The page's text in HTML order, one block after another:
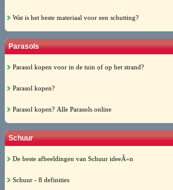
Wat is het beste materiaal voor een schutting?
Parasols
Parasol kopen voor in de tuin of op het strand?
Parasol kopen?
Parasol kopen? Alle Parasols online
Schuur
De beste afbeeldingen van Schuur ideeÃ«n
Schuur - 8 definities